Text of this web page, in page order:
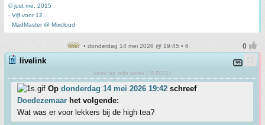
© just me, 2015
- Vijf voor 12...
- MadMaster @ Mixcloud
• donderdag 14 mei 2026 @ 19:45 • 6
livelink
keek op mijn week ( © DJ11)
Op donderdag 14 mei 2026 19:42 schreef
Doedezemaar het volgende:
Wat was er voor lekkers bij de high tea?